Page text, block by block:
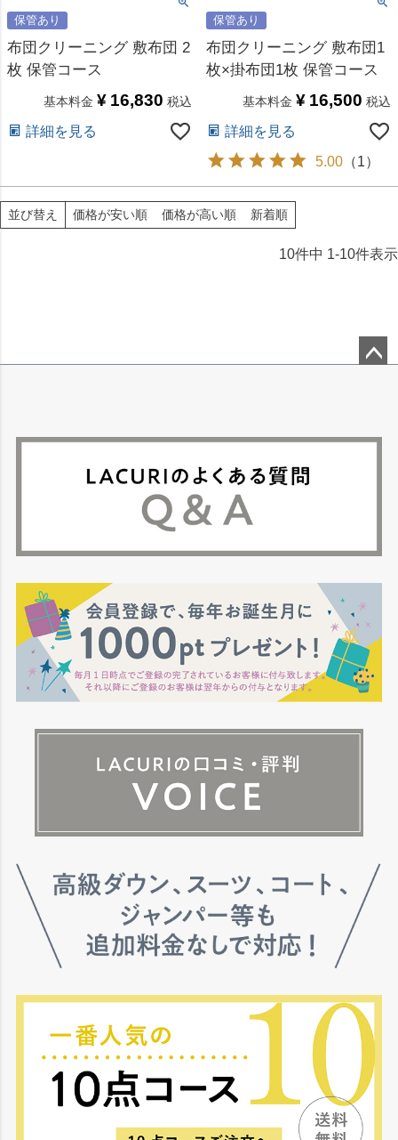
保管あり
布団クリーニング 敷布団 2
枚 保管コース
基本料金 ¥ 16,830 税込
詳細を見る
保管あり
布団クリーニング 敷布団1
枚×掛布団1枚 保管コース
基本料金 ¥ 16,500 税込
詳細を見る
5.00 （1 ）
並び替え 価格が安い順 価格が高い順 新着順
10件中 1-10件表示
へ